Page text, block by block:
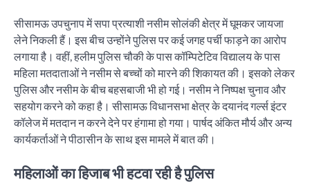
सीसामऊ उपचुनाप में सपा प्रत्याशी नसीम सोलंकी क्षेत्र में घूमकर जायजा
लेने निकली हैं। इस बीच उन्होंने पुलिस पर कई जगह पर्ची फाड़ने का आरोप
लगाया है। वहीं, हलीम पुलिस चौकी के पास कॉम्पिटेटिव विद्यालय के पास
महिला मतदाताओं ने नसीम से बच्चों को मारने की शिकायत की। इसको लेकर
पुलिस और नसीम के बीच बहसबाजी भी हो गई। नसीम ने निष्पक्ष चुनाव और
सहयोग करने को कहा है। सीसामऊ विधानसभा क्षेत्र के दयानंद गर्ल्स इंटर
कॉलेज में मतदान न करने देने पर हंगामा हो गया। पार्षद अंकित मौर्य और अन्य
कार्यकर्ताओं ने पीठासीन के साथ इस मामले में बात की।
महिलाओं का हिजाब भी हटवा रही है पुलिस